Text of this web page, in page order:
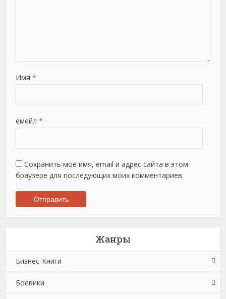
Имя *
емейл *
Сохранить моё имя, email и адрес сайта в этом
браузере для последующих моих комментариев.
Жанры
Бизнес-Книги
Банковское дело
Боевики